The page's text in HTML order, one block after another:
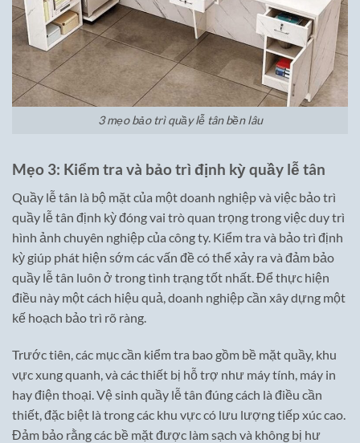
3 mẹo bảo trì quầy lễ tân bền lâu
Mẹo 3: Kiểm tra và bảo trì định kỳ quầy lễ tân
Quầy lễ tân là bộ mặt của một doanh nghiệp và việc bảo trì
quầy lễ tân định kỳ đóng vai trò quan trọng trong việc duy trì
hình ảnh chuyên nghiệp của công ty. Kiểm tra và bảo trì định
kỳ giúp phát hiện sớm các vấn đề có thể xảy ra và đảm bảo
quầy lễ tân luôn ở trong tình trạng tốt nhất. Để thực hiện
điều này một cách hiệu quả, doanh nghiệp cần xây dựng một
kế hoạch bảo trì rõ ràng.
Trước tiên, các mục cần kiểm tra bao gồm bề mặt quầy, khu
vực xung quanh, và các thiết bị hỗ trợ như máy tính, máy in
hay điện thoại. Vệ sinh quầy lễ tân đúng cách là điều cần
thiết, đặc biệt là trong các khu vực có lưu lượng tiếp xúc cao.
Đảm bảo rằng các bề mặt được làm sạch và không bị hư